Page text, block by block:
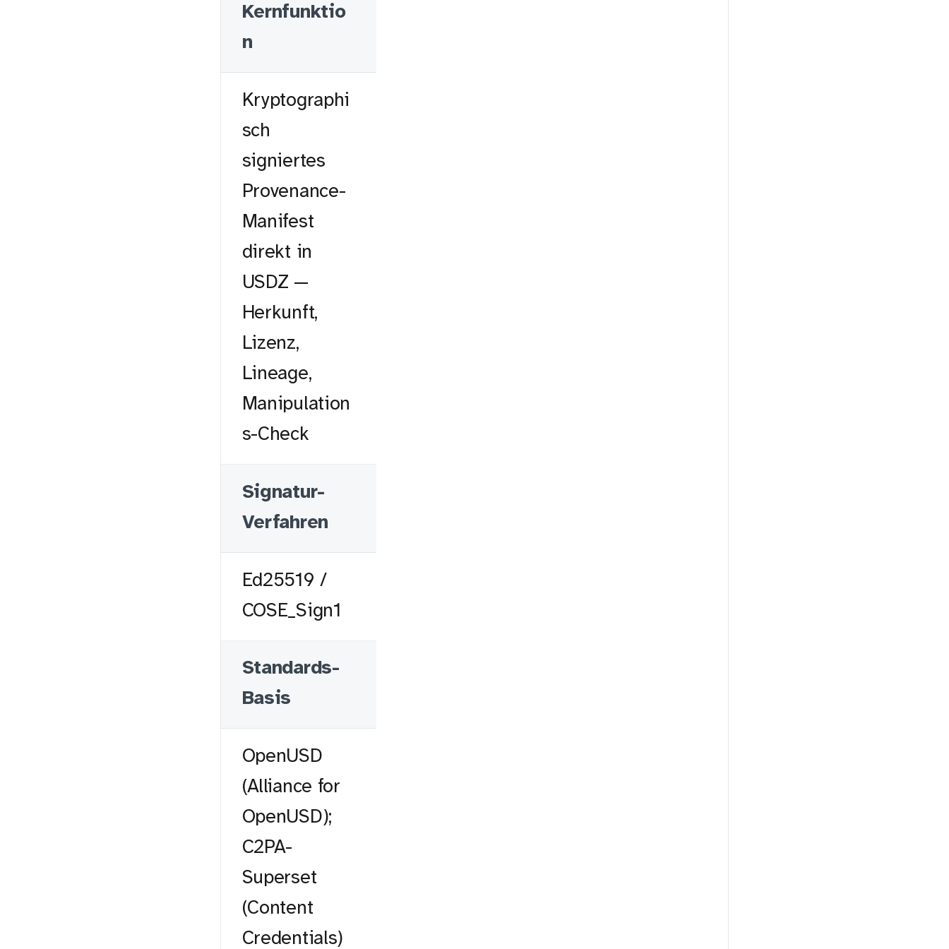
Kernfunktio
n
Kryptographi
sch
signiertes
Provenance-
Manifest
direkt in
USDZ —
Herkunft,
Lizenz,
Lineage,
Manipulation
s-Check
Signatur-
Verfahren
Ed25519 /
COSE_Sign1
Standards-
Basis
OpenUSD
(Alliance for
OpenUSD);
C2PA-
Superset
(Content
Credentials)